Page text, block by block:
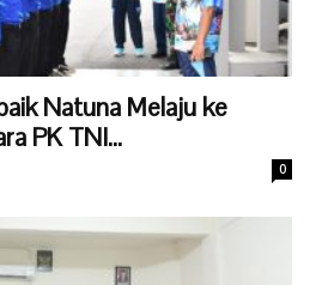
Natuna Melaju ke
PK TNI...
0